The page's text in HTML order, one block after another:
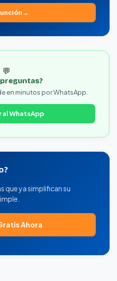
💬
en minutos por WhatsApp.
al WhatsApp
que ya simplifican su
Ahora